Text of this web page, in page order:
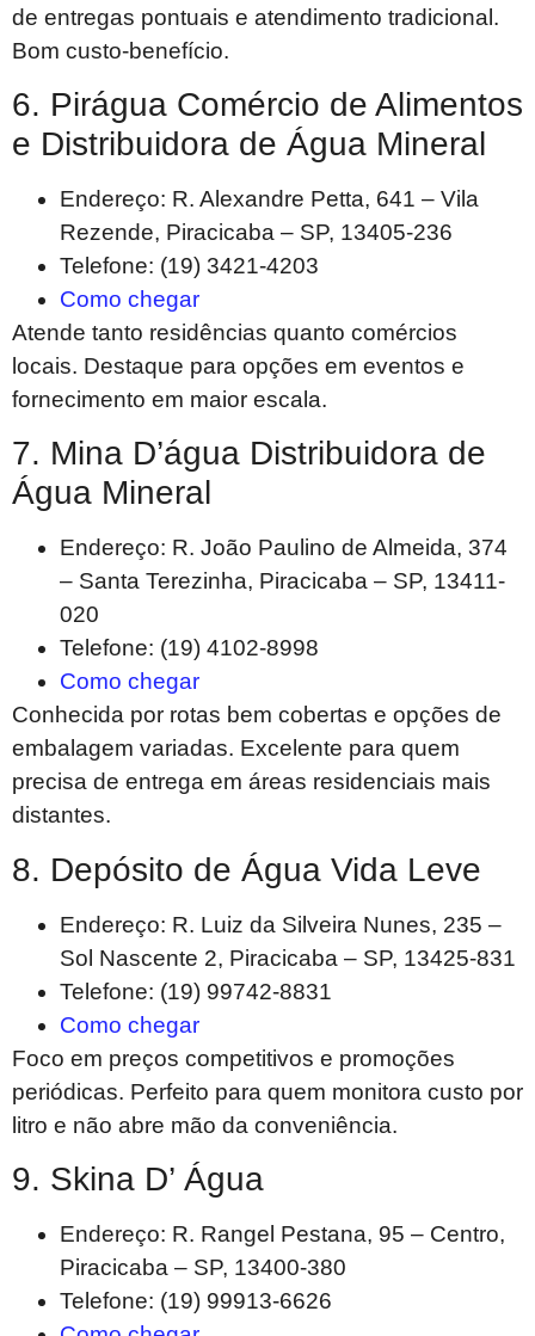
de entregas pontuais e atendimento tradicional.
Bom custo-benefício.
6. Pirágua Comércio de Alimentos
e Distribuidora de Água Mineral
Endereço: R. Alexandre Petta, 641 – Vila
Rezende, Piracicaba – SP, 13405-236
Telefone: (19) 3421-4203
Como chegar
Atende tanto residências quanto comércios
locais. Destaque para opções em eventos e
fornecimento em maior escala.
7. Mina D’água Distribuidora de
Água Mineral
Endereço: R. João Paulino de Almeida, 374
– Santa Terezinha, Piracicaba – SP, 13411-
020
Telefone: (19) 4102-8998
Como chegar
Conhecida por rotas bem cobertas e opções de
embalagem variadas. Excelente para quem
precisa de entrega em áreas residenciais mais
distantes.
8. Depósito de Água Vida Leve
Endereço: R. Luiz da Silveira Nunes, 235 –
Sol Nascente 2, Piracicaba – SP, 13425-831
Telefone: (19) 99742-8831
Como chegar
Foco em preços competitivos e promoções
periódicas. Perfeito para quem monitora custo por
litro e não abre mão da conveniência.
9. Skina D’ Água
Endereço: R. Rangel Pestana, 95 – Centro,
Piracicaba – SP, 13400-380
Telefone: (19) 99913-6626